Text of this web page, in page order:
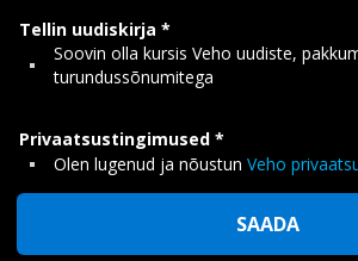
Tellin uudiskirja
Soovin olla kursis Veho uudiste,
turundussõnumitega
Privaatsustingimused
Olen lugenud ja nõustun Veho
SAADA